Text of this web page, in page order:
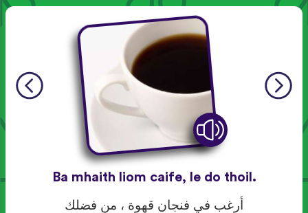
Ba mhaith liom caife, le do thoil.
أرغب في فنجان قهوة ، من فضلك